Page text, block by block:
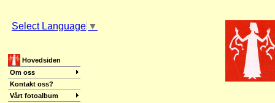
Hovedsiden
Om oss
Kontakt oss?
Vårt fotoalbum
Select Language ▼